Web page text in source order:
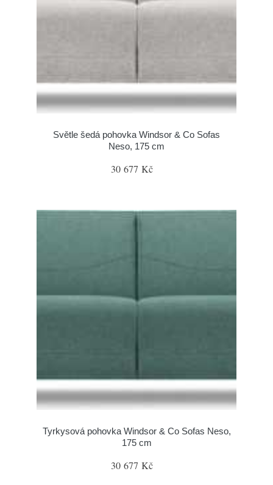
Světle šedá pohovka Windsor & Co Sofas
Neso, 175 cm
30 677 Kč
Tyrkysová pohovka Windsor & Co Sofas Neso,
175 cm
30 677 Kč